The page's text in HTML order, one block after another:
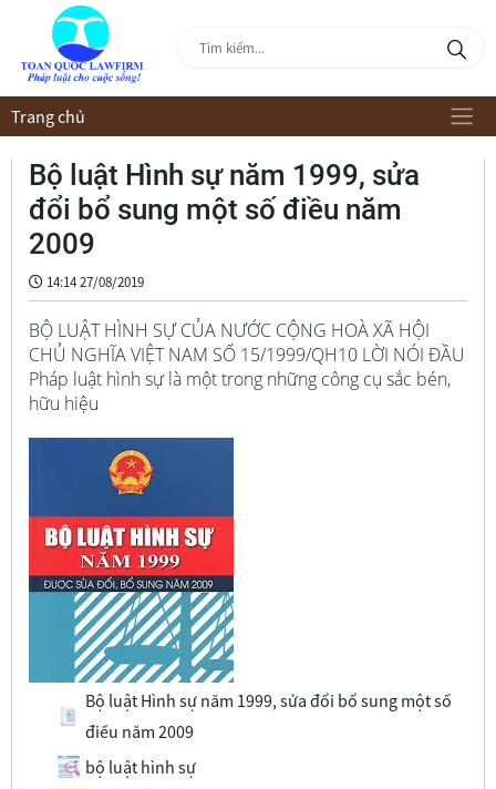
Trang chủ
Bộ luật Hình sự năm 1999, sửa
đổi bổ sung một số điều năm
2009
14:14 27/08/2019
BỘ LUẬT HÌNH SỰ CỦA NƯỚC CỘNG HOÀ XÃ HỘI
CHỦ NGHĨA VIỆT NAM SỐ 15/1999/QH10 LỜI NÓI ĐẦU
Pháp luật hình sự là một trong những công cụ sắc bén,
hữu hiệu
Bộ luật Hình sự năm 1999, sửa đổi bổ sung một số
điều năm 2009
bộ luật hình sự